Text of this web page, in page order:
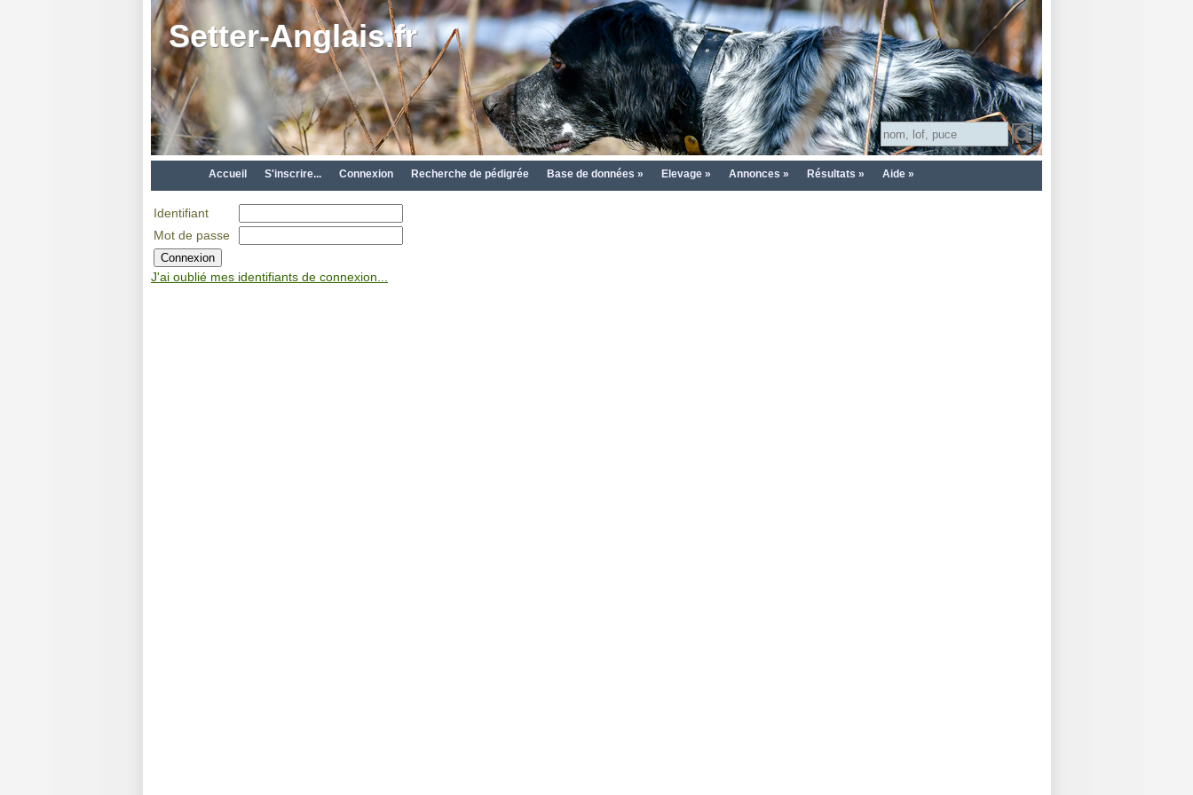
Setter-Anglais.fr
Accueil S'inscrire... Connexion Recherche de pédigrée Base de données » Elevage » Annonces » Résultats » Aide »
Identifiant
Mot de passe
J'ai oublié mes identifiants de connexion...